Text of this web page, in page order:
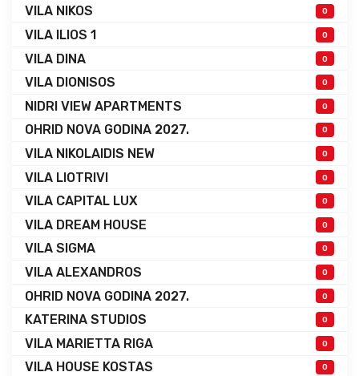
VILA NIKOS 0
VILA ILIOS 1 0
VILA DINA 0
VILA DIONISOS 0
NIDRI VIEW APARTMENTS 0
OHRID NOVA GODINA 2027. 0
VILA NIKOLAIDIS NEW 0
VILA LIOTRIVI 0
VILA CAPITAL LUX 0
VILA DREAM HOUSE 0
VILA SIGMA 0
VILA ALEXANDROS 0
OHRID NOVA GODINA 2027. 0
KATERINA STUDIOS 0
VILA MARIETTA RIGA 0
VILA HOUSE KOSTAS 0